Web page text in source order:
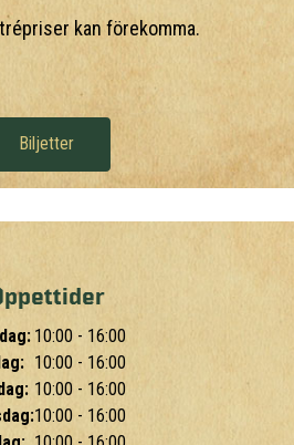
kan förekomma.
Biljetter
10:00 - 16:00
10:00 - 16:00
10:00 - 16:00
10:00 - 16:00